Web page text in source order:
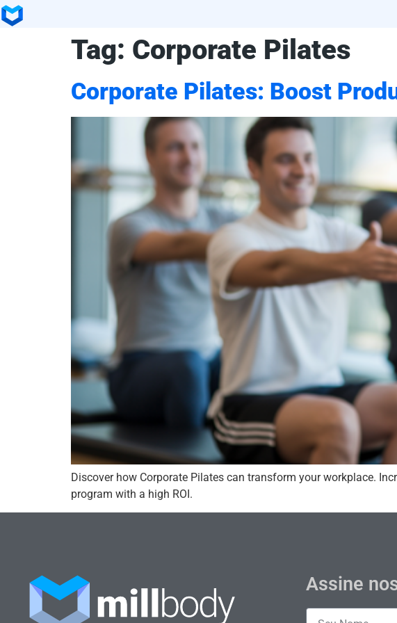
Tag: Corporate Pilates
Corporate Pilates: Boost
Discover how Corporate Pilates can transform your workplace.
program with a high ROI.
Assine